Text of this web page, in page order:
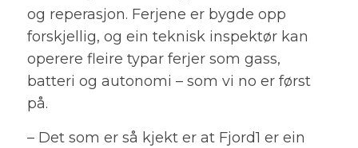
og reperasjon. Ferjene er bygde opp
forskjellig, og ein teknisk inspektør kan
operere fleire typar ferjer som gass,
batteri og autonomi – som vi no er først
på.
– Det som er så kjekt er at Fjord1 er ein